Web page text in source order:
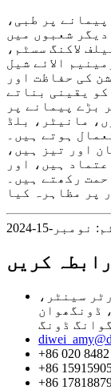
پر طبی،
دیگر شعبوں میں
لاکنگ سسٹم،
الائے شیل
کی حفاظت اور
یقینی بناتے
بڑے پیمانے پر
مانیٹر، بلڈ
ہوتے ہیں۔
اور تیز ہیں،
ہیں، اور
رکھتے ہیں۔
15-2024
کریں
سینٹر،
ڈونگھوان
ڈونگ
+86 020
+86
+86